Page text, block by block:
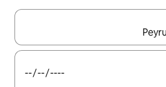
ולמטה או לעיין בעזרת תנועות מגע או החלקה.